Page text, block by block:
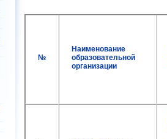
№
Наименование
образовательной
организации